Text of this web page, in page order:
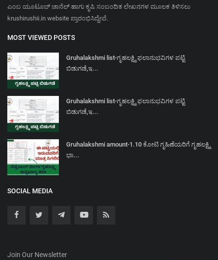
ಎಂಬ ಯೂಟೂಬ್ ಚಾನೆಲ್ ಹಾಗು ಕೃಷಿ ಸಂಬಂದಿತ ಲೇಖನಗಳ ಮೂಲಕ ತಿಳಿಸಲು
krushirushii.in website ಪ್ರಾರಂಭಿಸಿದ್ದೇವೆ.
MOST VIEWED POSTS
Gruhalakshmi list-ಗೃಹಲಕ್ಷ್ಮಿ ಫಲಾನುಭವಿಗಳ ಪಟ್ಟಿ
ಬಿಡುಗಡೆ,ಇ...
Gruhalakshmi list-ಗೃಹಲಕ್ಷ್ಮಿ ಫಲಾನುಭವಿಗಳ ಪಟ್ಟಿ
ಬಿಡುಗಡೆ,ಇ...
Gruhalakshmi amount-1.10 ಕೋಟಿ ಗೃಹಿಣೆಯರಿಗೆ ಗೃಹಲಕ್ಷ್ಮಿ
ಭಾ...
SOCIAL MEDIA
Join Our Newsletter